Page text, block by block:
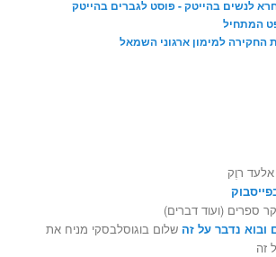
לנשים בהייטק - פוסט לגברים בהייטק
המתחיל
החקירה למימון ארגוני השמאל
רוֶק
ספרים (ועוד דברים)
ובוא נדבר על זה שלום בוגוסלבסקי מניח את
זה